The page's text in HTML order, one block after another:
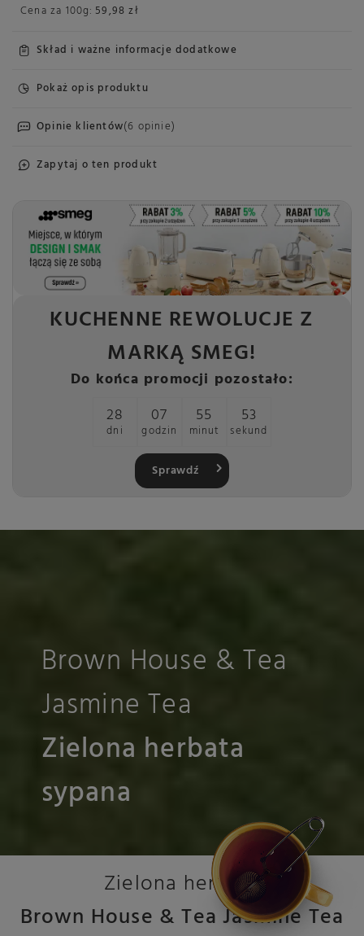
Cena za 100g: 59,98 zł
Skład i ważne informacje dodatkowe
Pokaż opis produktu
Opinie klientów(6 opinie)
Zapytaj o ten produkt
KUCHENNE REWOLUCJE Z
MARKĄ SMEG!
Do końca promocji pozostało:
28
dni
07
godzin
55
minut
53
sekund
Sprawdź
Brown House & Tea
Jasmine Tea
Zielona herbata
sypana
Zielona herbata
Brown House & Tea Jasmine Tea